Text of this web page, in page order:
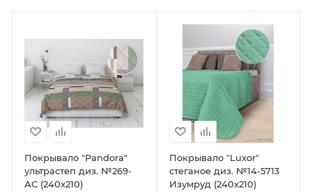
Покрывало "Pandora"
ультрастеп диз. №269-
АС (240х210)
Покрывало "Luxor"
стеганое диз. №14-5713
Изумруд (240х210)